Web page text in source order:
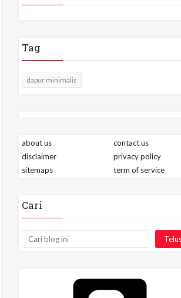
Tag
dapur minimalis
about us
contact us
disclaimer
privacy policy
sitemaps
term of service
Cari